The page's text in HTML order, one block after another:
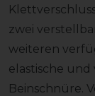
zwei
weiteren
elastische
Beinschnüre.